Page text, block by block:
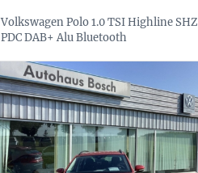
Volkswagen Polo 1.0 TSI Highline SHZ
PDC DAB+ Alu Bluetooth